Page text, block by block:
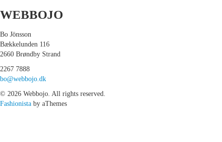
WEBBOJO
Bo Jönsson
Bækkelunden 116
2660 Brøndby Strand
2267 7888
bo@webbojo.dk
© 2026 Webbojo. All rights reserved.
Fashionista by aThemes